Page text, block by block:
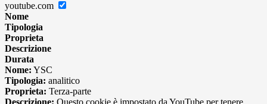
youtube.com
Nome
Tipologia
Proprieta
Descrizione
Durata
Nome: YSC
Tipologia: analitico
Proprieta: Terza-parte
Descrizione: Questo cookie è impostato da YouTube per tenere